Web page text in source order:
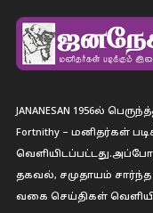
JANANESAN 1956ல்
Fortnithy – மனிதர்கள்
தகவல், சமுதாயம் சார்ந்த
வகை செய்திகள்